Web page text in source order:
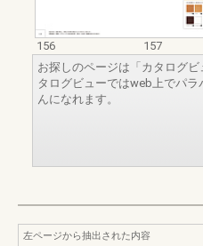
156
157
お探しのページは「カタログ
タログビューではweb上でパ
んになれます。
左ページから抽出された内容